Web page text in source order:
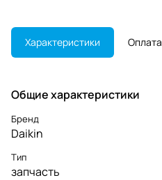
Характеристики Оплата
Общие характеристики
Бренд
Daikin
Тип
запчасть